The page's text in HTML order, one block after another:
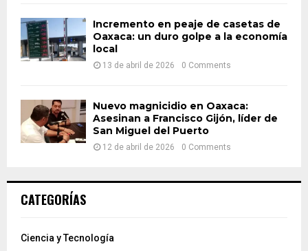
Incremento en peaje de casetas de
Oaxaca: un duro golpe a la economía
local
13 de abril de 2026 0 Comments
Nuevo magnicidio en Oaxaca:
Asesinan a Francisco Gijón, líder de
San Miguel del Puerto
12 de abril de 2026 0 Comments
CATEGORÍAS
Ciencia y Tecnología